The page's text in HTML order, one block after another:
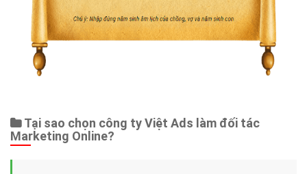
Tại sao chọn công ty Việt Ads làm đối tác
Marketing Online?